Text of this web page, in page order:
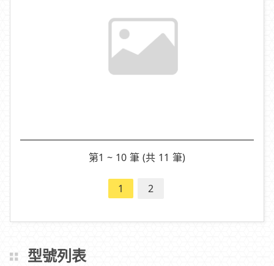
第1 ~ 10 筆 (共 11 筆)
1 2
型號列表